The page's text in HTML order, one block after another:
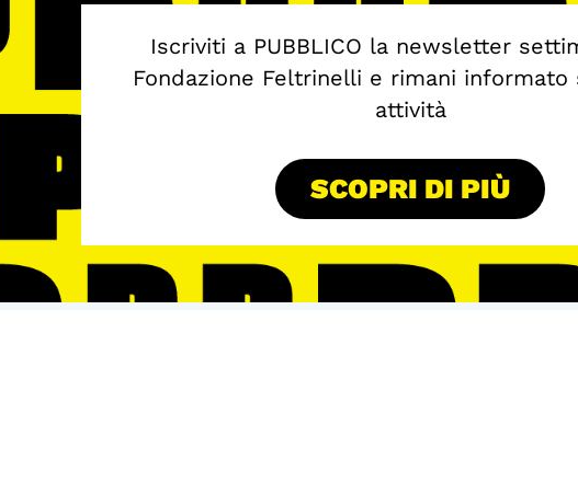
Iscriviti a PUBBLICO la newsletter
Fondazione Feltrinelli e rimani
attività
SCOPRI DI PIÙ